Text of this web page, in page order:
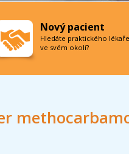
Nový pacient
Hledáte praktického lékaře
ve svém okolí?